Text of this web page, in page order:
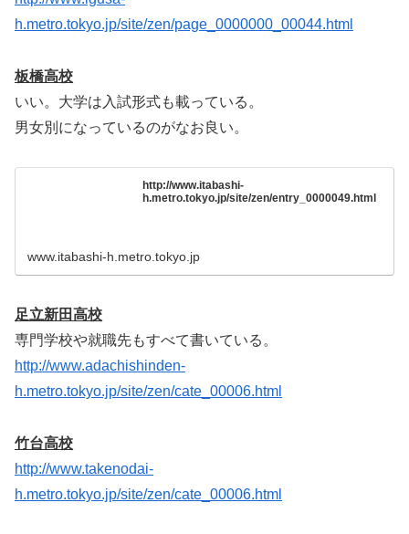
h.metro.tokyo.jp/site/zen/page_0000000_00044.html
板橋高校
いい。大学は入試形式も載っている。
男女別になっているのがなお良い。
http://www.itabashi-
h.metro.tokyo.jp/site/zen/entry_0000049.html
www.itabashi-h.metro.tokyo.jp
足立新田高校
専門学校や就職先もすべて書いている。
http://www.adachishinden-
h.metro.tokyo.jp/site/zen/cate_00006.html
竹台高校
http://www.takenodai-
h.metro.tokyo.jp/site/zen/cate_00006.html